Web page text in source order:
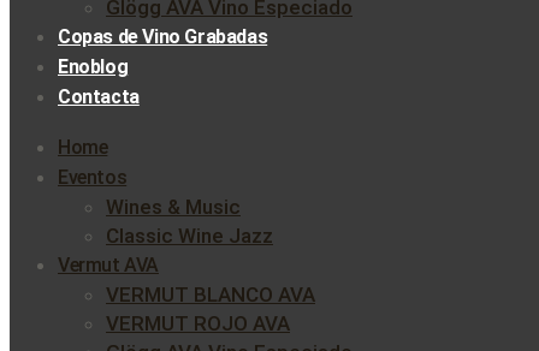
Glögg AVA Vino Especiado
Copas de Vino Grabadas
Enoblog
Contacta
Home
Eventos
Wines & Music
Classic Wine Jazz
Vermut AVA
VERMUT BLANCO AVA
VERMUT ROJO AVA